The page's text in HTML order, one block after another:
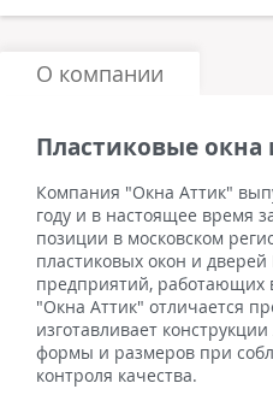
О компании
Пластиковые окна
Компания "Окна Аттик"
году и в настоящее время
позиции в московском
пластиковых окон и
предприятий, работающих
"Окна Аттик" отличается
изготавливает
формы и размеров при
контроля качества.